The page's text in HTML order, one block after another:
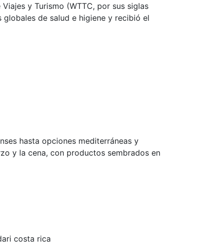
y Turismo (WTTC, por sus siglas
de salud e higiene y recibió el
hasta opciones mediterráneas y
y la cena, con productos sembrados en